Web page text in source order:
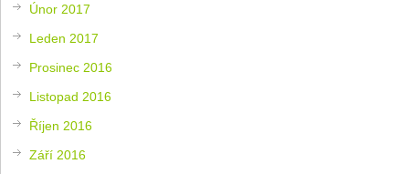
Únor 2017
Leden 2017
Prosinec 2016
Listopad 2016
Říjen 2016
Září 2016